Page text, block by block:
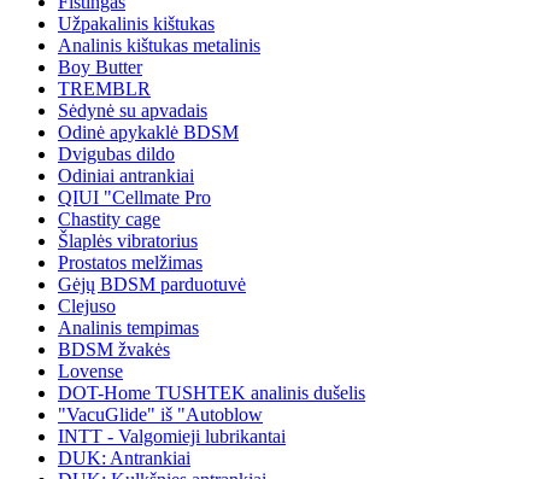
Užpakalinis kištukas
Analinis kištukas metalinis
Boy Butter
TREMBLR
Sėdynė su apvadais
Odinė apykaklė BDSM
Dvigubas dildo
Odiniai antrankiai
QIUI "Cellmate Pro
Chastity cage
Šlaplės vibratorius
Prostatos melžimas
Gėjų BDSM parduotuvė
Clejuso
Analinis tempimas
BDSM žvakės
Lovense
DOT-Home TUSHTEK analinis dušelis
"VacuGlide" iš "Autoblow
INTT - Valgomieji lubrikantai
DUK: Antrankiai